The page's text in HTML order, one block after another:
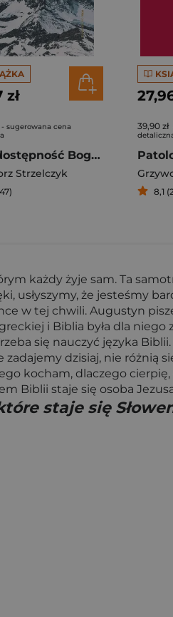
zł
- sugerowana cena
(Nie)dostępność Boga Rekolekcje o modlitwie
Strzelczyk
39,90 zł
8,1
każdy żyje sam. Ta
usłyszymy, że jesteśmy
w tej chwili. Augustyn
i Biblia była dla niego
się nauczyć języka
dzisiaj, nie różnią
kocham, dlaczego
Biblii staje się osoba
staje się